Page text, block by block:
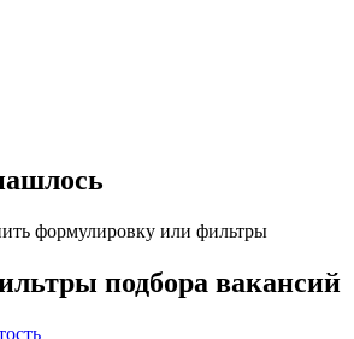
формулировку или фильтры
подбора вакансий